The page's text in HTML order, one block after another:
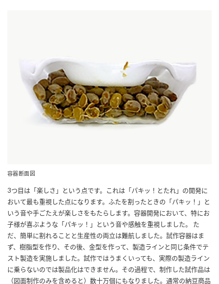
容器断面図
3つ目は「楽しさ」という点です。これは「パキッ！とたれ」の開発に
おいて最も重視した点になります。ふたを割ったときの「パキッ！」と
いう音や手ごたえが楽しさをもたらします。容器開発において、特にお
子様が喜ぶような「パキッ！」という音や感触を重視しました。 た
だ、簡単に割れることと生産性の両立は難航しました。試作容器はま
ず、樹脂型を作り、その後、金型を作って、製造ラインと同じ条件でテ
スト製造を実施しました。試作ではうまくいっても、実際の製造ライン
に乗らないのでは製品化はできません。その過程で、制作した試作品は
（図面制作のみを含めると）数十万個にもなりました。通常の納豆商品